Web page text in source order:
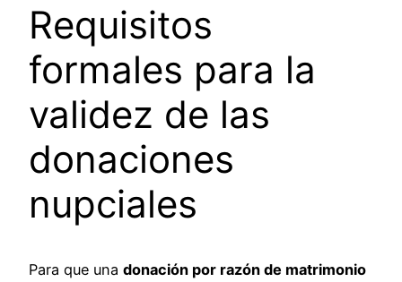
Requisitos
formales para la
validez de las
donaciones
nupciales
Para que una donación por razón de matrimonio